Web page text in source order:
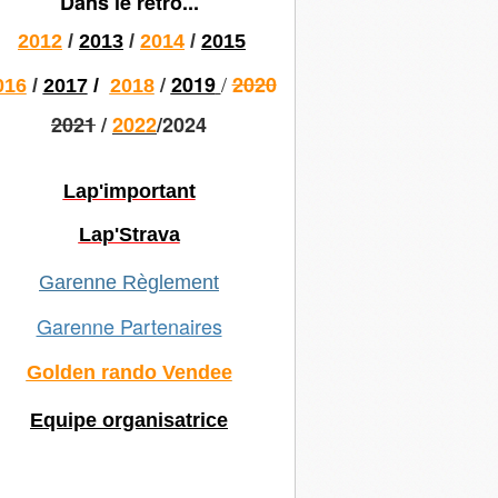
2012 / 2013 / 2014 / 2015
/ 2017/ 2018 / 2019 /2020
2021/2022/2024
Lap'important
Lap'Strava
Garenne Règlement
Garenne Partenaires
Golden rando Vendee
Equipe organisatrice